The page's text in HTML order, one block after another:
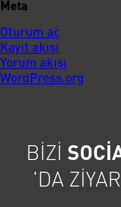
Meta
Oturum aç
Kayıt akışı
Yorum akışı
WordPress.org
BIZI
'DA